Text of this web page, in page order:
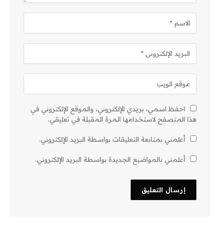
احفظ اسمي، بريدي الإلكتروني، والموقع الإلكتروني في
هذا المتصفح لاستخدامها المرة المقبلة في تعليقي.
أعلمني بمتابعة التعليقات بواسطة البريد الإلكتروني.
أعلمني بالمواضيع الجديدة بواسطة البريد الإلكتروني.